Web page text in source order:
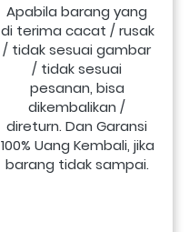
Apabila barang yang
di terima cacat / rusak
/ tidak sesuai gambar
/ tidak sesuai
pesanan, bisa
dikembalikan /
direturn. Dan Garansi
100% Uang Kembali, jika
barang tidak sampai.